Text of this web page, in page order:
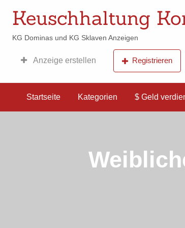
Geld
Keuschhaltung
KG Dominas und KG Sklaven Anzeigen
Anzeige erstellen Registrieren
Startseite Kategorien $ Geld